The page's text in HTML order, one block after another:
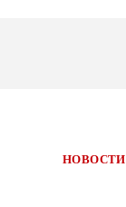
НОВОСТИ